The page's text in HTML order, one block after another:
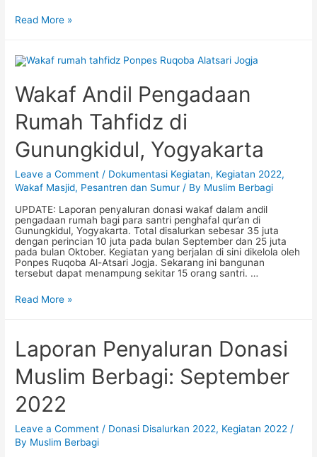
Program
2022
Read More »
Wakaf Andil Pengadaan
Rumah Tahfidz di
Gunungkidul, Yogyakarta
Leave a Comment / Dokumentasi Kegiatan, Kegiatan 2022,
Wakaf Masjid, Pesantren dan Sumur / By Muslim Berbagi
UPDATE: Laporan penyaluran donasi wakaf dalam andil
pengadaan rumah bagi para santri penghafal qur’an di
Gunungkidul, Yogyakarta. Total disalurkan sebesar 35 juta
dengan perincian 10 juta pada bulan September dan 25 juta
pada bulan Oktober. Kegiatan yang berjalan di sini dikelola oleh
Ponpes Ruqoba Al-Atsari Jogja. Sekarang ini bangunan
tersebut dapat menampung sekitar 15 orang santri. …
Wakaf
Tahfidz
Gunungkidul,
Yogyakarta
Read More »
Laporan Penyaluran Donasi
Muslim Berbagi: September
2022
Leave a Comment / Donasi Disalurkan 2022, Kegiatan 2022 /
By Muslim Berbagi